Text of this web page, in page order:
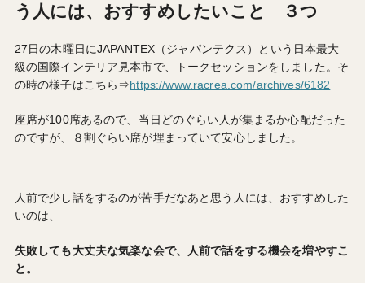
う人には、おすすめしたいこと ３つ
27日の木曜日にJAPANTEX（ジャパンテクス）という日本最大
級の国際インテリア見本市で、トークセッションをしました。そ
の時の様子はこちら⇒https://www.racrea.com/archives/6182
座席が100席あるので、当日どのぐらい人が集まるか心配だった
のですが、８割ぐらい席が埋まっていて安心しました。
人前で少し話をするのが苦手だなあと思う人には、おすすめした
いのは、
失敗しても大丈夫な気楽な会で、人前で話をする機会を増やすこ
と。